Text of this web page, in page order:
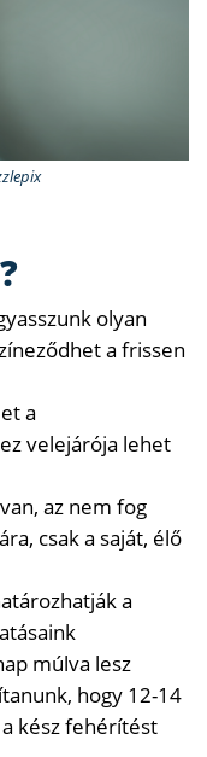
olyan
a frissen
a
velejárója lehet
az nem fog
csak a saját, élő
a
múlva lesz
hogy 12-14
kész fehérítést